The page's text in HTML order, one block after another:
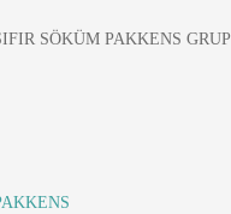
SÖKÜM PAKKENS GRUP